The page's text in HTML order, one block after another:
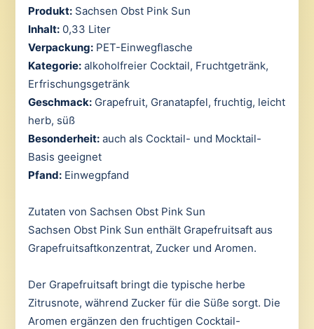
Produkt:Sachsen Obst Pink Sun
Inhalt:0,33 Liter
Verpackung:PET-Einwegflasche
Kategorie:alkoholfreier Cocktail, Fruchtgetränk,
Erfrischungsgetränk
Geschmack:Grapefruit, Granatapfel, fruchtig, leicht
herb, süß
Besonderheit:auch als Cocktail- und Mocktail-
Basis geeignet
Pfand:Einwegpfand
Zutaten von Sachsen Obst Pink Sun
Sachsen Obst Pink Sun enthält Grapefruitsaft aus
Grapefruitsaftkonzentrat, Zucker und Aromen.
Der Grapefruitsaft bringt die typische herbe
Zitrusnote, während Zucker für die Süße sorgt. Die
Aromen ergänzen den fruchtigen Cocktail-